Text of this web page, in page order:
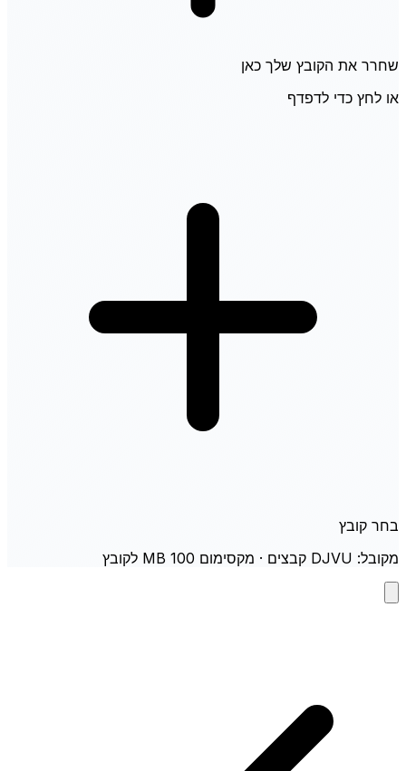
שחרר את הקובץ שלך כאן
או לחץ כדי לדפדף
בחר קובץ
מקובל: DJVU קבצים · מקסימום 100 MB לקובץ